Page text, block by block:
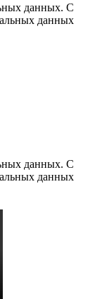
данных. С
данных
данных. С
данных